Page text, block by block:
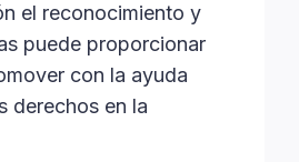
el reconocimiento y
puede proporcionar
con la ayuda
derechos en la